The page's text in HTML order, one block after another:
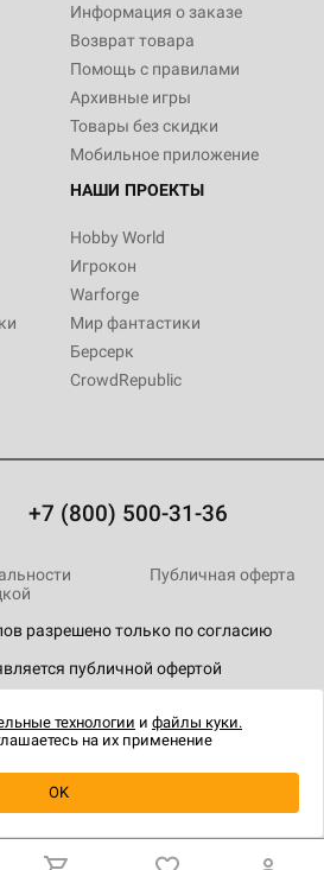
Информация о заказе
Возврат товара
Помощь с правилами
Архивные игры
Товары без скидки
Мобильное приложение
НАШИ ПРОЕКТЫ
Hobby World
Игрокон
Warforge
Мир фантастики
Берсерк
CrowdRepublic
+7 (800) 500-31-36
разрешено только по согласию
публичной офертой
Публичная оферта
технологии и файлы куки.
на их применение
OK